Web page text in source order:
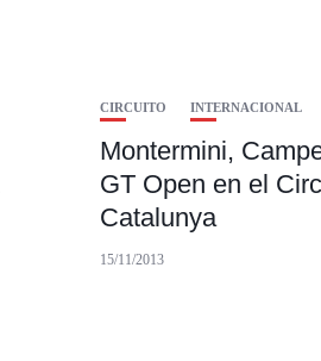
CIRCUITO INTERNACIONAL
Montermini,
GT Open en el
Catalunya
15/11/2013